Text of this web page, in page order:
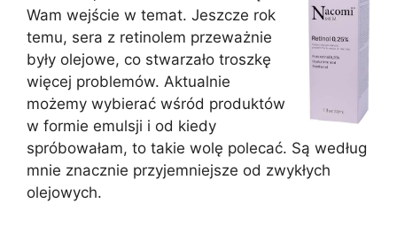
Wam wejście w temat. Jeszcze rok
temu, sera z retinolem przeważnie
były olejowe, co stwarzało troszkę
więcej problemów. Aktualnie
możemy wybierać wśród produktów
w formie emulsji i od kiedy
spróbowałam, to takie wolę polecać. Są według
mnie znacznie przyjemniejsze od zwykłych
olejowych.